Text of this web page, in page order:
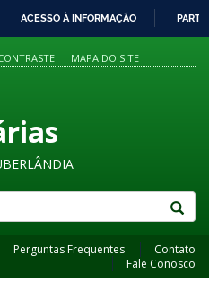
PARA
O
ACESSO À INFORMAÇÃO
MAPA DO SITE
Perguntas Frequentes
Contato
Fale Conosco